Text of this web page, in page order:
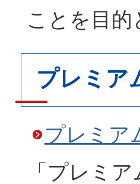
ことを目
プレミア
プレミア
「プレミ